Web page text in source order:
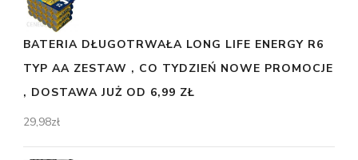
BATERIA DŁUGOTRWAŁA LONG LIFE ENERGY R6
TYP AA ZESTAW , CO TYDZIEŃ NOWE PROMOCJE
, DOSTAWA JUŻ OD 6,99 ZŁ
29,98zł